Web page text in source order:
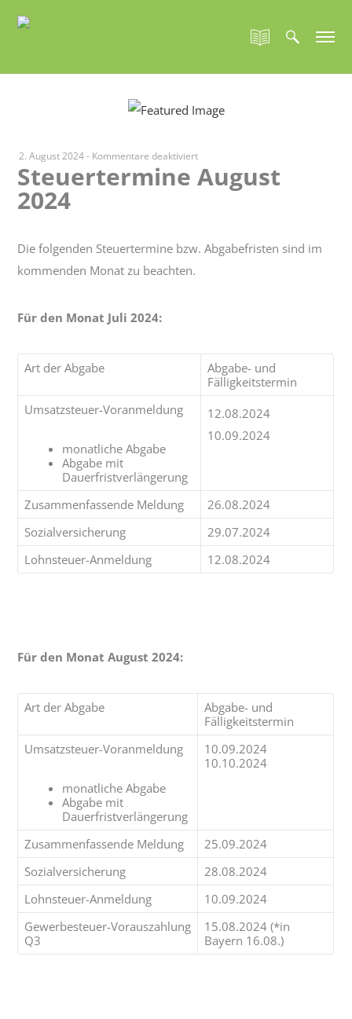
2. August 2024- Kommentare deaktiviertfür
Steuertermine
Steuertermine August
2024
Die folgenden Steuertermine bzw. Abgabefristen sind im
kommenden Monat zu beachten.
Für den Monat Juli 2024:
Art der Abgabe
Abgabe- und
Fälligkeitstermin
Umsatzsteuer-Voranmeldung
monatliche Abgabe
Abgabe mit
Dauerfristverlängerung
12.08.2024
10.09.2024
Zusammenfassende Meldung
26.08.2024
Sozialversicherung
29.07.2024
Lohnsteuer-Anmeldung
12.08.2024
Für den Monat August 2024:
Art der Abgabe
Abgabe- und
Fälligkeitstermin
Umsatzsteuer-Voranmeldung
monatliche Abgabe
Abgabe mit
Dauerfristverlängerung
10.09.2024
10.10.2024
Zusammenfassende Meldung
25.09.2024
Sozialversicherung
28.08.2024
Lohnsteuer-Anmeldung
10.09.2024
Gewerbesteuer-Vorauszahlung
Q3
15.08.2024 (*in
Bayern 16.08.)